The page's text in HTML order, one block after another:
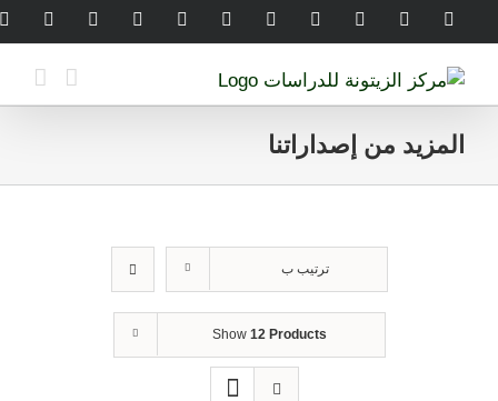
to
content
Facebook
Instagram
YouTube
Tiktok
Threads
LinkedIn
SoundCloud
WhatsApp
المزيد من إصداراتنا
ترتيب ب
Show 12 Products